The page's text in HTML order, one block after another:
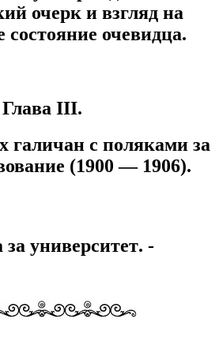
очерк и взгляд на
состояние очевидца.
Глава III.
галичан с поляками за
(1900 — 1906).
университет. -